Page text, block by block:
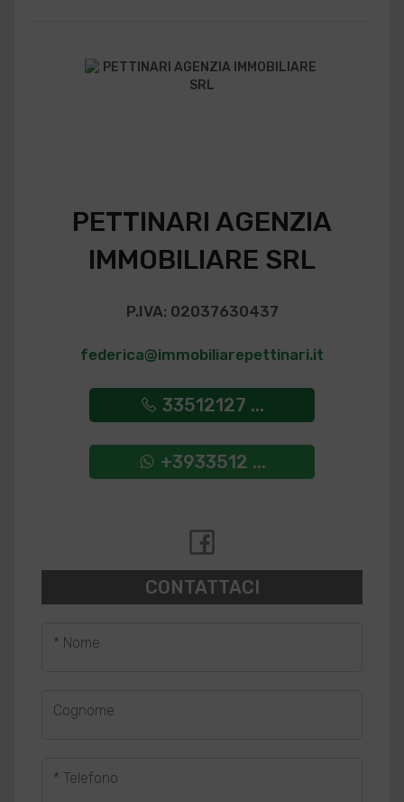
PETTINARI AGENZIA
IMMOBILIARE SRL
P.IVA: 02037630437
federica@immobiliarepettinari.it
33512127 ...
+3933512 ...
CONTATTACI
* Nome
Cognome
* Telefono